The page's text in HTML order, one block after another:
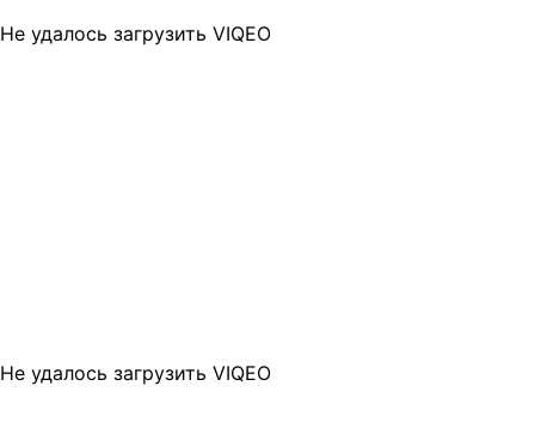
Не удалось загрузить VIQEO
Не удалось загрузить VIQEO